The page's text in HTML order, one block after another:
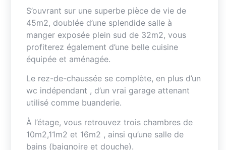
S’ouvrant sur une superbe pièce de vie de
45m2, doublée d’une splendide salle à
manger exposée plein sud de 32m2, vous
profiterez également d’une belle cuisine
équipée et aménagée.
Le rez-de-chaussée se complète, en plus d’un
wc indépendant , d’un vrai garage attenant
utilisé comme buanderie.
À l’étage, vous retrouvez trois chambres de
10m2,11m2 et 16m2 , ainsi qu’une salle de
bains (baignoire et douche).